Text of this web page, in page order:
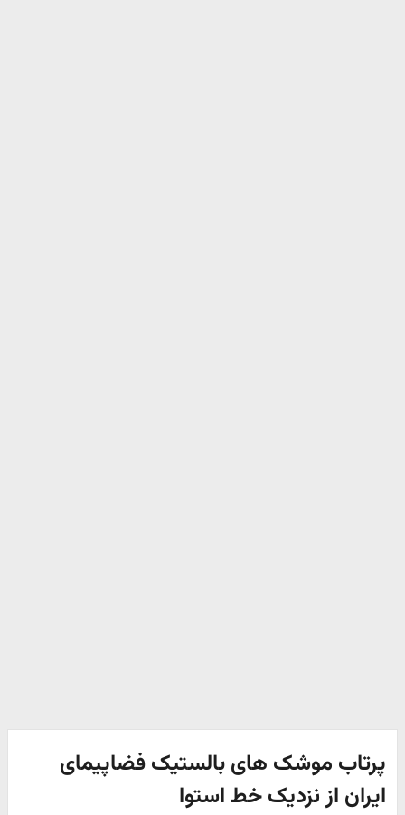
پرتاب موشک های بالستیک فضاپیمای
ایران از نزدیک خط استوا